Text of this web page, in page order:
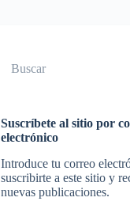
resultados
Suscríbete al sitio por
electrónico
Introduce tu correo
suscribirte a este sitio y
nuevas publicaciones.